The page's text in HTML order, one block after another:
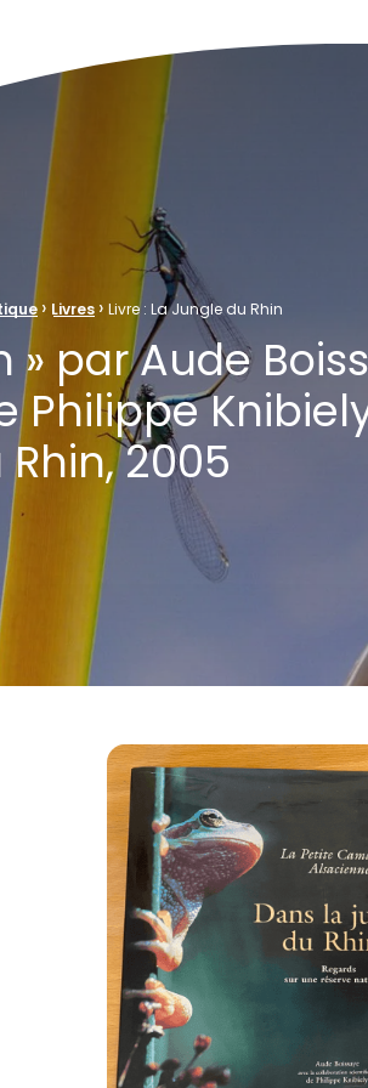
de la plaine rhénane alluviale
› Livres › Livre : La Jungle du Rhin
» par Aude
2005